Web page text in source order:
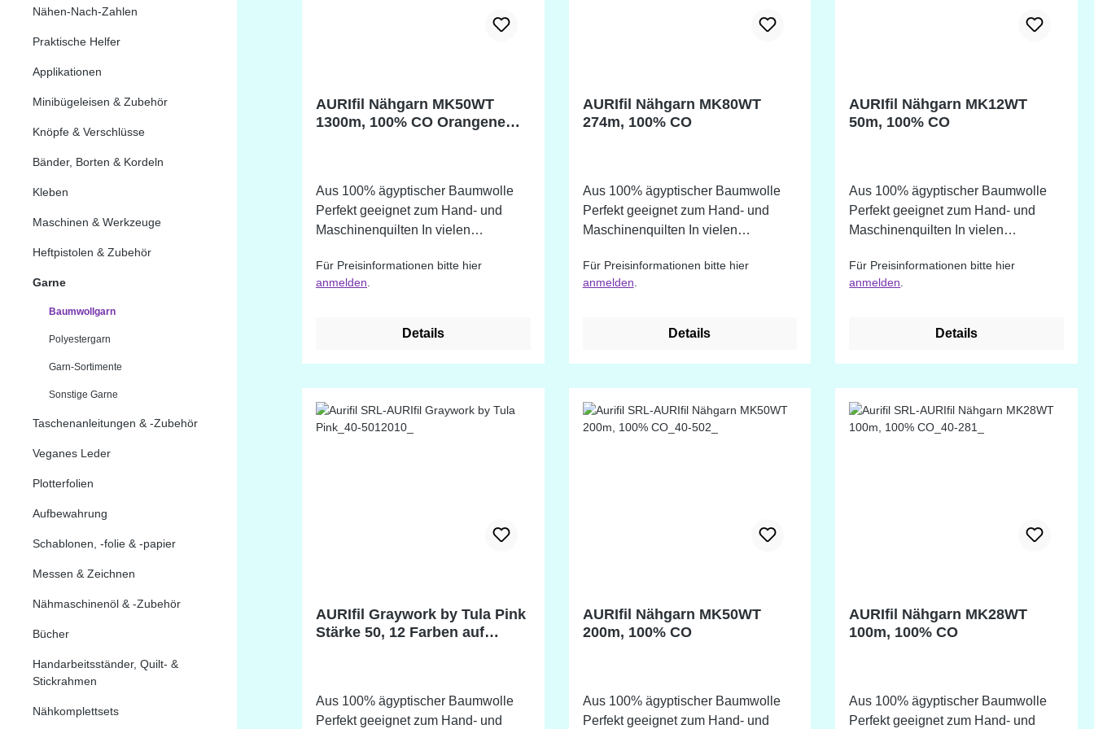
Nähen-Nach-Zahlen
Praktische Helfer
Applikationen
Minibügeleisen & Zubehör
Knöpfe & Verschlüsse
Bänder, Borten & Kordeln
Kleben
Maschinen & Werkzeuge
Heftpistolen & Zubehör
Garne
Baumwollgarn
Polyestergarn
Garn-Sortimente
Sonstige Garne
Taschenanleitungen & -Zubehör
Veganes Leder
Plotterfolien
Aufbewahrung
Schablonen, -folie & -papier
Messen & Zeichnen
Nähmaschinenöl & -Zubehör
Bücher
Handarbeitsständer, Quilt- &
Stickrahmen
Nähkomplettsets
AURIfil Nähgarn MK50WT
1300m, 100% CO Orangene
Aus 100% ägyptischer Baumwolle
Perfekt geeignet zum Hand- und
Maschinenquilten In vielen
Farben die nicht im Shop bestellbar
sind, können wir auf Anfrage
unterschiedliche Darstellung auf
Farbabweichung möglich!
Für Preisinformationen bitte hier
anmelden
Details
AURIfil Nähgarn MK80WT
274m, 100% CO
Aus 100% ägyptischer Baumwolle
Perfekt geeignet zum Hand- und
Maschinenquilten In vielen
Farben die nicht im Shop bestellbar
sind, können wir auf Anfrage
unterschiedliche Darstellung auf
Farbabweichung möglich!
Für Preisinformationen bitte hier
anmelden
Details
AURIfil Nähgarn MK12WT
50m, 100% CO
Aus 100% ägyptischer Baumwolle
Perfekt geeignet zum Hand- und
Maschinenquilten In vielen
Farben die nicht im Shop bestellbar
sind, können wir auf Anfrage
unterschiedliche Darstellung auf
Farbabweichung möglich!
Für Preisinformationen bitte hier
anmelden
Details
AURIfil Graywork by Tula Pink
Stärke 50, 12 Farben auf
Aus 100% ägyptischer Baumwolle
Perfekt geeignet zum Hand- und
AURIfil Nähgarn MK50WT
200m, 100% CO
Aus 100% ägyptischer Baumwolle
Perfekt geeignet zum Hand- und
AURIfil Nähgarn MK28WT
100m, 100% CO
Aus 100% ägyptischer Baumwolle
Perfekt geeignet zum Hand- und